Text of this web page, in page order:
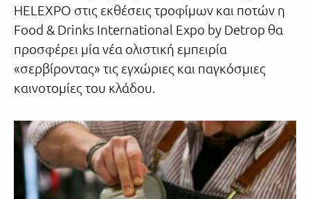
HELEXPO στις εκθέσεις τροφίμων και ποτών η
Food & Drinks International Expo by Detrop θα
προσφέρει μία νέα ολιστική εμπειρία
«σερβίροντας» τις εγχώριες και παγκόσμιες
καινοτομίες του κλάδου.